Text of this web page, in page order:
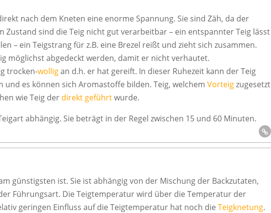
nach dem Kneten eine enorme Spannung. Sie sind Zäh, da der
Zustand sind die Teig nicht gut verarbeitbar – ein entspannter Teig lässt
– ein Teigstrang für z.B. eine Brezel reißt und zieht sich zusammen.
möglichst abgedeckt werden, damit er nicht verhautet.
trocken-wolligan d.h. er hat gereift. In dieser Ruhezeit kann der Teig
es können sich Aromastoffe bilden. Teig, welchem Vorteigzugesetzt
wie Teig der direkt geführtwurde.
abhängig. Sie beträgt in der Regel zwischen 15 und 60 Minuten.
günstigsten ist. Sie ist abhängig von der Mischung der Backzutaten,
Führungsart. Die Teigtemperatur wird über die Temperatur der
geringen Einfluss auf die Teigtemperatur hat noch die Teigknetung.